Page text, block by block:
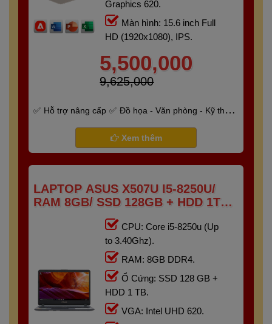
Graphics 620.
Màn hình: 15.6 inch Full
HD (1920x1080), IPS.
5,500,000
9,625,000
Hỗ trợ nâng cấp
Đồ họa - Văn phòng - Kỹ thuật
Xem thêm
LAPTOP ASUS X507U I5-8250U/
RAM 8GB/ SSD 128GB + HDD 1TB
CPU: Core i5-8250u (Up
to 3.40Ghz).
RAM: 8GB DDR4.
Ổ Cứng: SSD 128 GB +
HDD 1 TB.
VGA: Intel UHD 620.